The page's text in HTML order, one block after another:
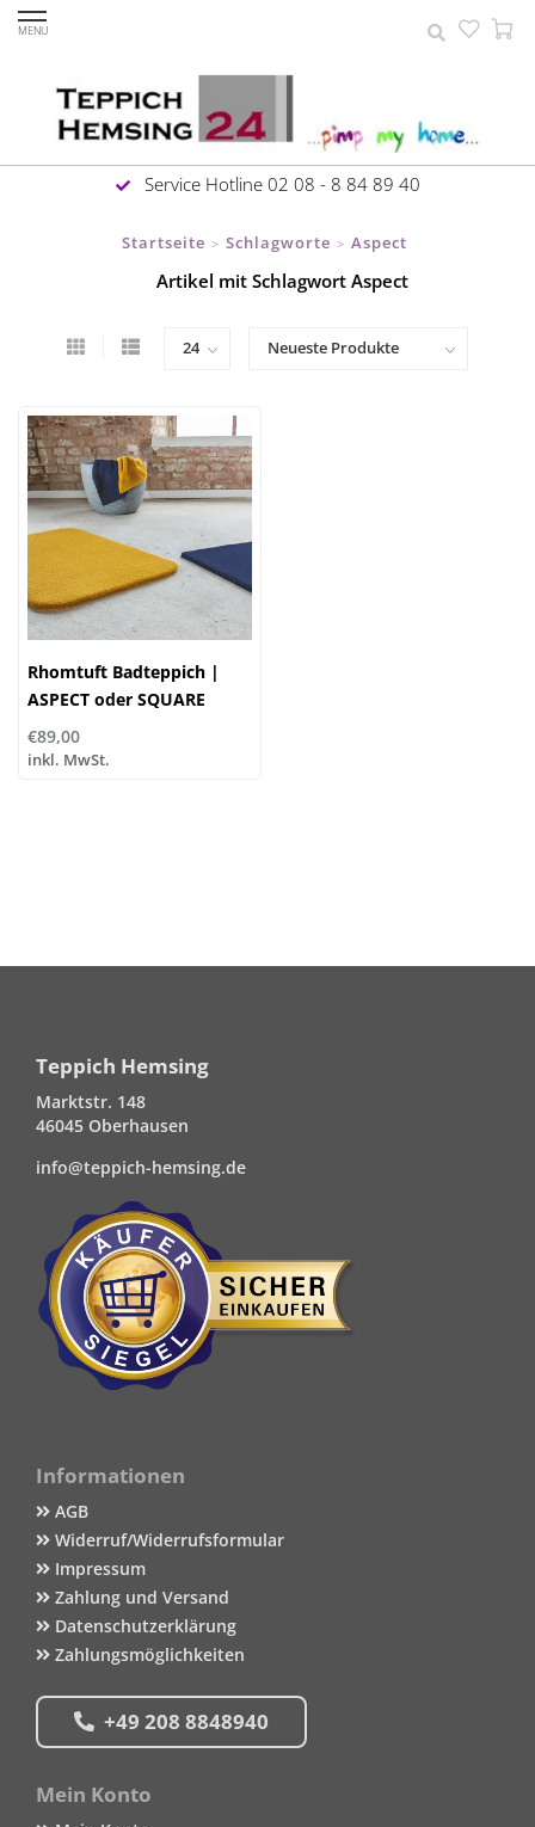
MENU
Service Hotline 02 08 - 8 84 89 40
Startseite > Schlagworte > Aspect
Artikel mit Schlagwort Aspect
Rhomtuft Badteppich |
ASPECT oder SQUARE
|100% Polyamid
€89,00
inkl. MwSt.
Teppich Hemsing
Marktstr. 148
46045 Oberhausen
info@teppich-hemsing.de
Informationen
AGB
Widerruf/Widerrufsformular
Impressum
Zahlung und Versand
Datenschutzerklärung
Zahlungsmöglichkeiten
+49 208 8848940
Mein Konto